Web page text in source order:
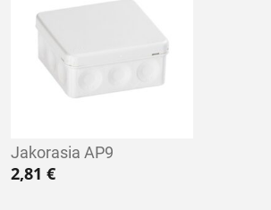
Jakorasia AP9
2,81 €